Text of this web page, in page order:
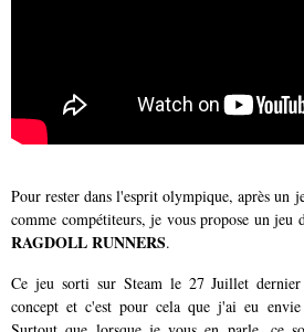
Pour rester dans l'esprit olympique, après un
comme compétiteurs, je vous propose un jeu
RAGDOLL RUNNERS.
Ce jeu sorti sur Steam le 27 Juillet dernier
concept et c'est pour cela que j'ai eu